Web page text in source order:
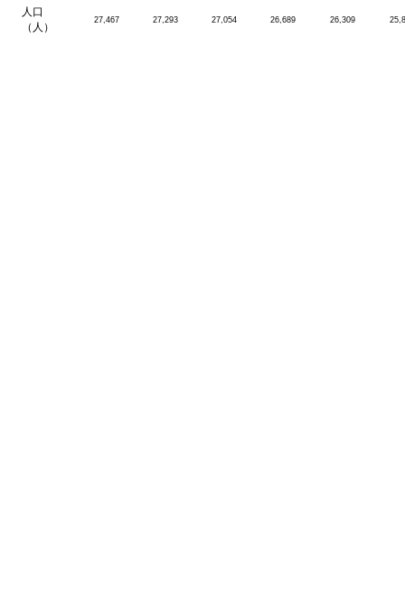
人口
（人）
27,467 27,293 27,054 26,689 26,309